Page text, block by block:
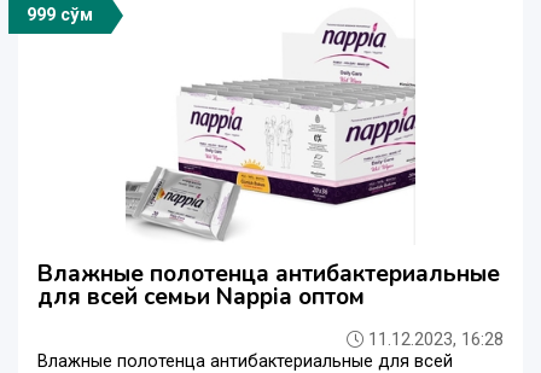
999 сўм
Влажные полотенца антибактериальные
для всей семьи Nappia оптом
11.12.2023, 16:28
Влажные полотенца антибактериальные для всей